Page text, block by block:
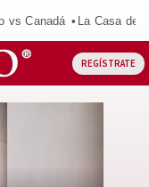
vs Canadá La Casa de
REGÍSTRATE